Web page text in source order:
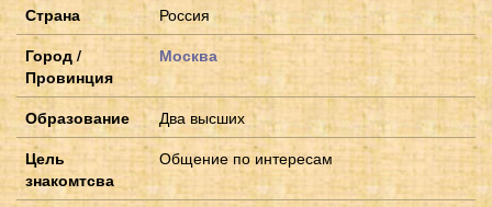
Страна
Россия
Город /
Провинция
Москва
Образование
Два высших
Цель
знакомтсва
Общение по интересам